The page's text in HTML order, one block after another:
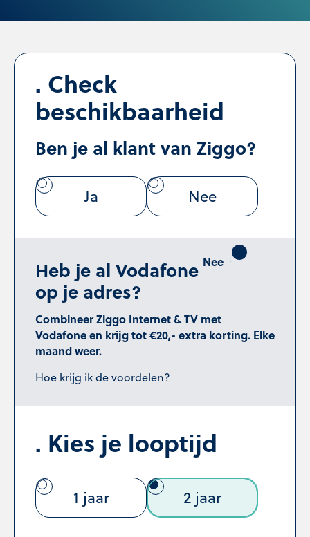
Check
beschikbaarheid
Ben je al klant van Ziggo?
Ja Nee
Heb je al Vodafone
op je adres?
Combineer Ziggo Internet & TV met
Vodafone en krijg tot €20,- extra korting. Elke
maand weer.
Hoe krijg ik de voordelen?
Kies je looptijd
1 jaar 2 jaar